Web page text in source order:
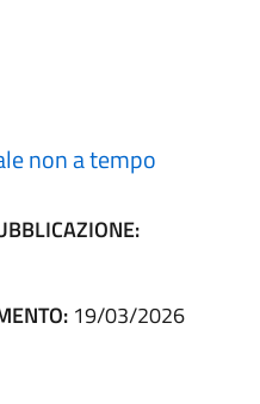
non a tempo
19/03/2026